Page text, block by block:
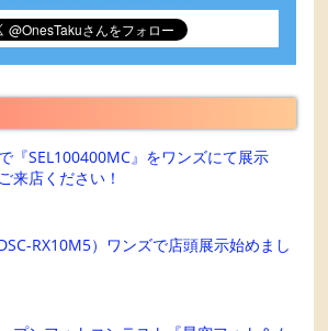
『SEL100400MC』をワンズにて展示
来店ください！
RX10M5）ワンズで店頭展示始めまし